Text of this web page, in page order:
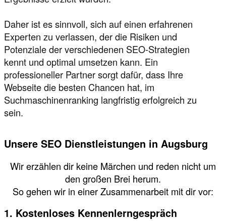
Daher ist es sinnvoll, sich auf einen erfahrenen
Experten zu verlassen, der die Risiken und
Potenziale der verschiedenen SEO-Strategien
kennt und optimal umsetzen kann. Ein
professioneller Partner sorgt dafür, dass Ihre
Webseite die besten Chancen hat, im
Suchmaschinenranking langfristig erfolgreich zu
sein.
Unsere SEO Dienstleistungen in Augsburg
Wir erzählen dir keine Märchen und reden nicht um
den großen Brei herum.
So gehen wir in einer Zusammenarbeit mit dir vor:
1. Kostenloses Kennenlerngespräch